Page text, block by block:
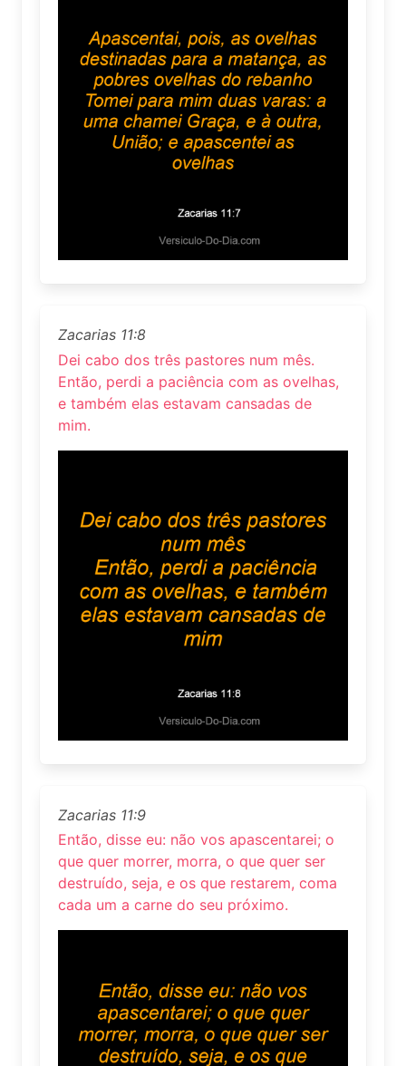
Zacarias 11:8
Dei cabo dos três pastores num mês.
Então, perdi a paciência com as ovelhas,
e também elas estavam cansadas de
mim.
Zacarias 11:9
Então, disse eu: não vos apascentarei; o
que quer morrer, morra, o que quer ser
destruído, seja, e os que restarem, coma
cada um a carne do seu próximo.